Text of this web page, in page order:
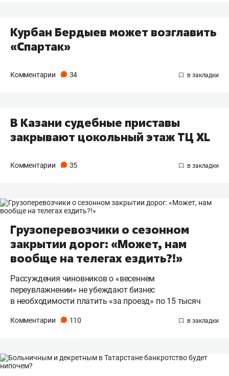
Курбан Бердыев может возглавить
«Спартак»
Комментарии 34
В Казани судебные приставы
закрывают цокольный этаж ТЦ XL
Комментарии 35
Грузоперевозчики о сезонном
закрытии дорог: «Может, нам
вообще на телегах ездить?!»
Рассуждения чиновников о «весеннем
переувлажнении» не убеждают бизнес
в необходимости платить «за проезд» по 15 тысяч
Комментарии 110